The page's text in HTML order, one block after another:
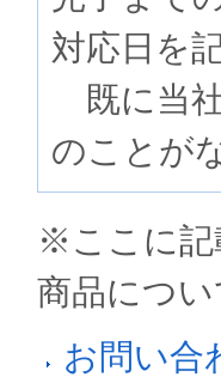
対応日を
既に当
のことが
※ここに記
商品につ
お問い合